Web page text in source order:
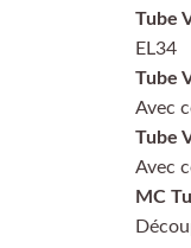
Tube
EL34
Tube
Avec
Tube
Avec
MC